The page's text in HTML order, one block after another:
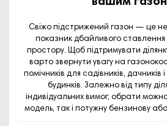
Свіжо підстрижений газон — це
показник дбайливого
простору. Щоб підтримувати
варто звернути увагу на
помічників для садівників, дачників
будинків. Залежно від типу
індивідуальних вимог, обрати
модель, так і потужну бензинову